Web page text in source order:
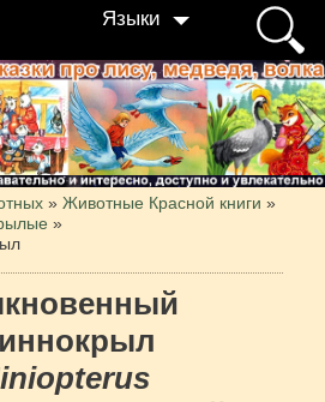
Языки
» Животные Красной книги »
»